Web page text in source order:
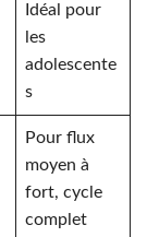
Idéal pour
les
adolescente
s
Pour flux
moyen à
fort, cycle
complet